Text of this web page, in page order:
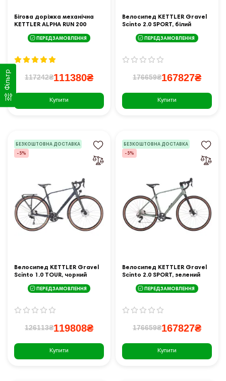
Фільтр
Бігова доріжка механічна
KETTLER ALPHA RUN 200
ПЕРЕДЗАМОВЛЕННЯ
117242₴111380₴
Купити
Велосипед KETTLER Gravel
Scinto 2.0 SPORT, білий
ПЕРЕДЗАМОВЛЕННЯ
176659₴167827₴
Купити
БЕЗКОШТОВНА ДОСТАВКА
-5%
Велосипед KETTLER Gravel
Scinto 1.0 TOUR, чорний
ПЕРЕДЗАМОВЛЕННЯ
126113₴119808₴
Купити
БЕЗКОШТОВНА ДОСТАВКА
-5%
Велосипед KETTLER Gravel
Scinto 2.0 SPORT, зелений
ПЕРЕДЗАМОВЛЕННЯ
176659₴167827₴
Купити